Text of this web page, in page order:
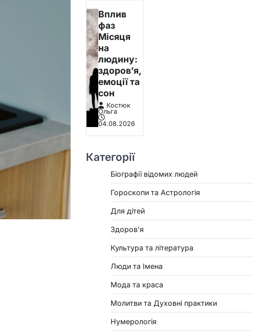
Вплив
фаз
Місяця
на
людину:
здоров’я,
емоції та
сон
Костюк
Ольга
04.08.2026
Категорії
Біографії відомих людей
Гороскопи та Астрологія
Для дітей
Здоровʼя
Культура та література
Люди та Імена
Мода та краса
Молитви та Духовні практики
Нумерологія